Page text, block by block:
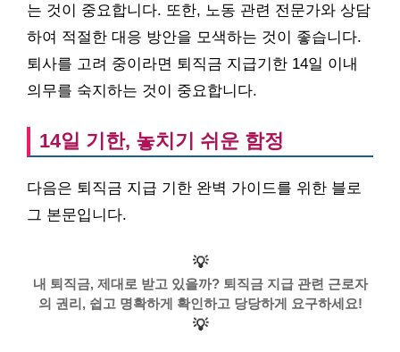
는 것이 중요합니다. 또한, 노동 관련 전문가와 상담
하여 적절한 대응 방안을 모색하는 것이 좋습니다.
퇴사를 고려 중이라면 퇴직금 지급기한 14일 이내
의무를 숙지하는 것이 중요합니다.
14일 기한, 놓치기 쉬운 함정
다음은 퇴직금 지급 기한 완벽 가이드를 위한 블로
그 본문입니다.
💡
내 퇴직금, 제대로 받고 있을까? 퇴직금 지급 관련 근로자
의 권리, 쉽고 명확하게 확인하고 당당하게 요구하세요!
💡